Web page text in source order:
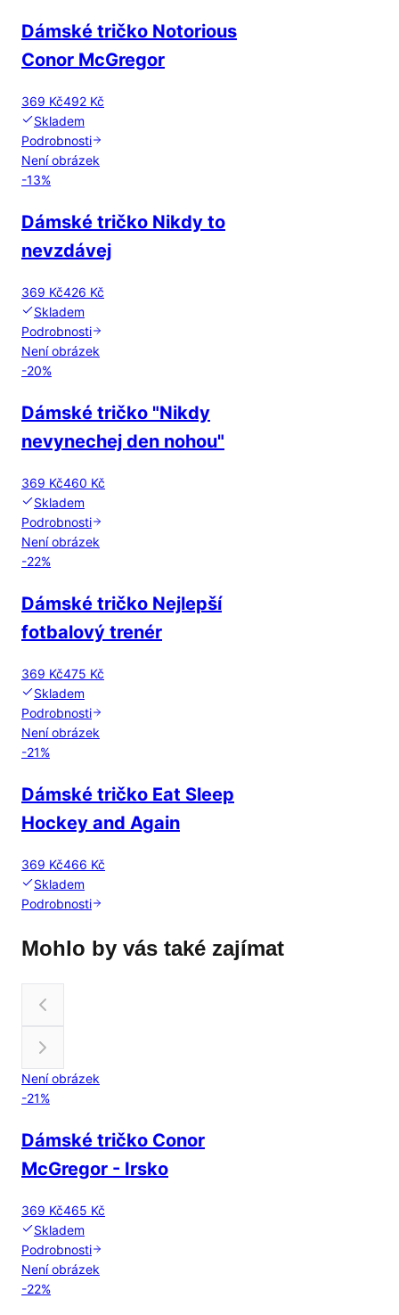
Dámské tričko Notorious
Conor McGregor
369 Kč492 Kč
Skladem
Podrobnosti
Není obrázek
-13%
Dámské tričko Nikdy to
nevzdávej
369 Kč426 Kč
Skladem
Podrobnosti
Není obrázek
-20%
Dámské tričko "Nikdy
nevynechej den nohou"
369 Kč460 Kč
Skladem
Podrobnosti
Není obrázek
-22%
Dámské tričko Nejlepší
fotbalový trenér
369 Kč475 Kč
Skladem
Podrobnosti
Není obrázek
-21%
Dámské tričko Eat Sleep
Hockey and Again
369 Kč466 Kč
Skladem
Podrobnosti
Mohlo by vás také zajímat
Není obrázek
-21%
Dámské tričko Conor
McGregor - Irsko
369 Kč465 Kč
Skladem
Podrobnosti
Není obrázek
-22%